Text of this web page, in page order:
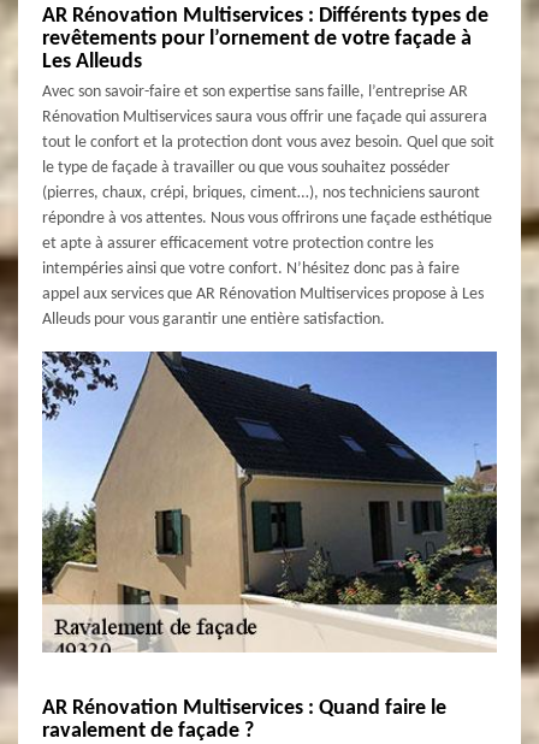
AR Rénovation Multiservices : Différents types de
revêtements pour l’ornement de votre façade à
Les Alleuds
Avec son savoir-faire et son expertise sans faille, l’entreprise AR
Rénovation Multiservices saura vous offrir une façade qui assurera
tout le confort et la protection dont vous avez besoin. Quel que soit
le type de façade à travailler ou que vous souhaitez posséder
(pierres, chaux, crépi, briques, ciment…), nos techniciens sauront
répondre à vos attentes. Nous vous offrirons une façade esthétique
et apte à assurer efficacement votre protection contre les
intempéries ainsi que votre confort. N’hésitez donc pas à faire
appel aux services que AR Rénovation Multiservices propose à Les
Alleuds pour vous garantir une entière satisfaction.
AR Rénovation Multiservices : Quand faire le
ravalement de façade ?